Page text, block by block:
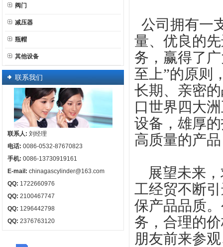
阀门
减压器
瓶帽
其他设备
联系我们
联系人: 刘经理
电话: 0086-0532-87670823
手机: 0086-13730919161
E-mail: chinagascylinder@163.com
QQ: 1722660976
QQ: 2100467747
QQ: 1296442798
QQ: 2376763120
公司拥有一
量、优良的
务，赢得了
至上”的原则
长期、亲密
口世界四大
设备，雄厚
高质量的产
展望未来，
工经贸不断
保产品品质
务，合理的
朋友前来参